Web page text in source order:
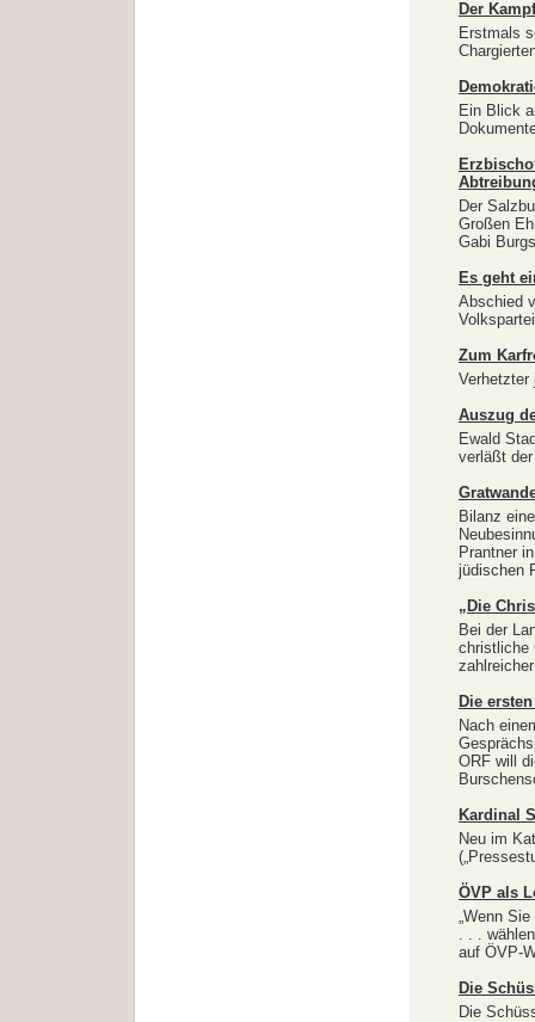
Der
Erstmals
Ein Blick
Der
Großen
Gabi
Es geht
Abschied
Zum
Verhetzter
Auszug
Ewald
verläßt
Bilanz
Prantner
jüdischen
„Die
Bei der
christliche
Die
Nach
ORF will
Kardinal
Neu im
ÖVP als
„Wenn
. . .
auf ÖVP-
Die
Die